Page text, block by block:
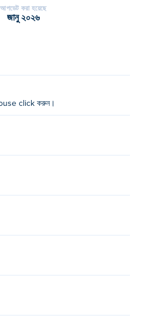
আপডেট করা হয়েছে
জানু ২০২৬
click করুন।